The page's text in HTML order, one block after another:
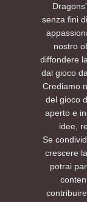
senza fini
nostro
diffondere
dal gioco
Crediamo
del gioco
aperto e
idee,
Se
crescere
potrai